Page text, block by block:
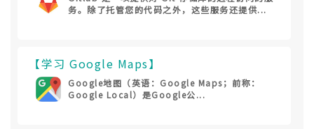
务。除了托管您的代码之外，这些服务还提供...
【学习 Google Maps】
Google地图（英语：Google Maps；前称：
Google Local）是Google公...